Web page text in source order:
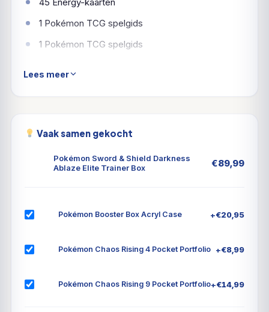
1 Pokémon TCG spelgids
1 Pokémon TCG spelgids
1 acryl VStar marker
voor eenvoudig organiseren
sets Eruption Walker met Centiskorch VMAX en
kaarten als Charizard VMAX en Grimmsnarl VMAX.
Lees meer
Vaak samen gekocht
Pokémon Sword & Shield Darkness
Ablaze Elite Trainer Box
€89,99
Pokémon Booster Box Acryl Case +€20,95
Pokémon Chaos Rising 4 Pocket Portfolio +€8,99
Pokémon Chaos Rising 9 Pocket Portfolio+€14,99